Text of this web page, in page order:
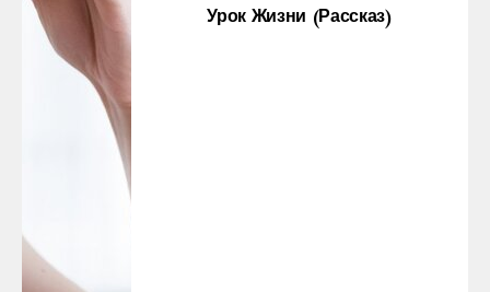
Урок Жизни (рассказ)